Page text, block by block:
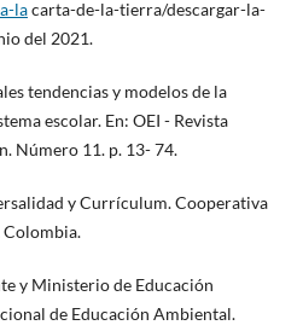
lacarta-de-la-tierra/descargar-la-
del 2021.
tendencias y modelos de la
escolar. En: OEI - Revista
Número 11. p. 13- 74.
y Currículum. Cooperativa
y Ministerio de Educación
de Educación Ambiental.